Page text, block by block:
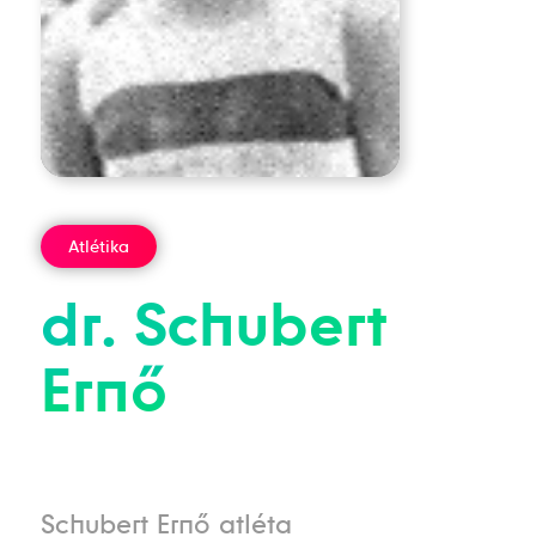
Atlétika
dr. Schubert
Ernő
Schubert Ernő atléta